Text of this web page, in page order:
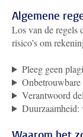
Algemene
Los van de regels
risico’s om
Pleeg geen
Onbetrouwbare
Verantwoord